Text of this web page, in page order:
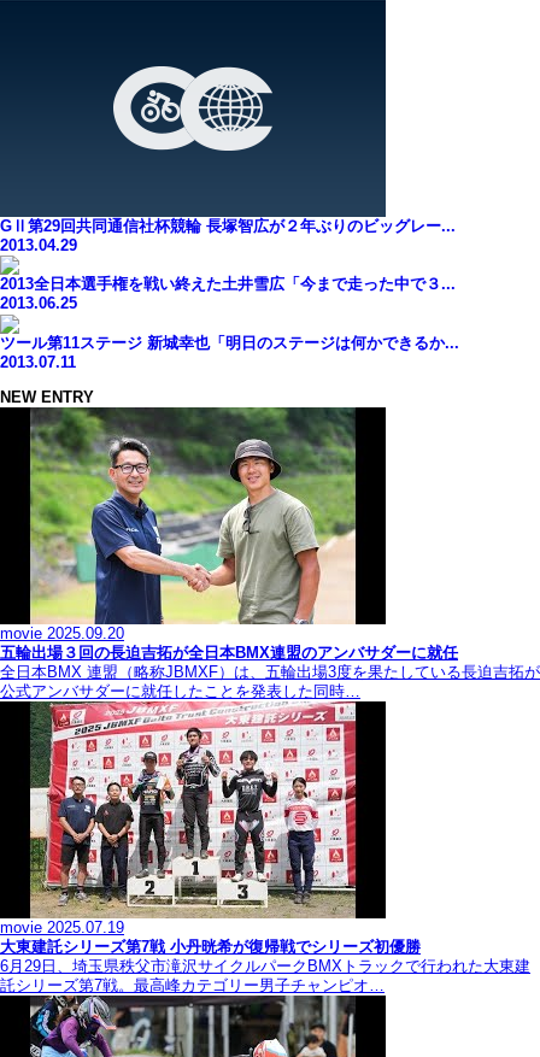
GⅡ第29回共同通信社杯競輪 長塚智広が２年ぶりのビッグレー...
2013.04.29
2013全日本選手権を戦い終えた土井雪広「今まで走った中で３...
2013.06.25
ツール第11ステージ 新城幸也「明日のステージは何かできるか...
2013.07.11
NEW ENTRY
movie 2025.09.20
五輪出場３回の長迫吉拓が全日本BMX連盟のアンバサダーに就任
全日本BMX 連盟（略称JBMXF）は、五輪出場3度を果たしている長迫吉拓が
公式アンバサダーに就任したことを発表した同時…
movie 2025.07.19
大東建託シリーズ第7戦 ⼩丹晄希が復帰戦でシリーズ初優勝
6月29日、埼玉県秩父市滝沢サイクルパークBMXトラックで行われた大東建
託シリーズ第7戦。最高峰カテゴリー男子チャンピオ…